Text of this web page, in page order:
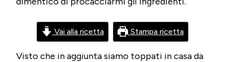
Vai alla ricetta Stampa ricetta
Visto che in aggiunta siamo toppati in casa da